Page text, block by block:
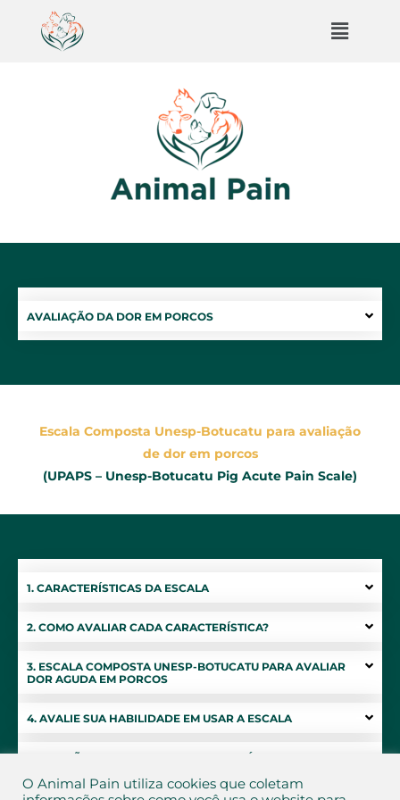
AVALIAÇÃO DA DOR EM PORCOS
Escala Composta Unesp-Botucatu para avaliação
de dor em porcos
(UPAPS – Unesp-Botucatu Pig Acute Pain Scale)
1. CARACTERÍSTICAS DA ESCALA
2. COMO AVALIAR CADA CARACTERÍSTICA?
3. ESCALA COMPOSTA UNESP-BOTUCATU PARA AVALIAR
DOR AGUDA EM PORCOS
4. AVALIE SUA HABILIDADE EM USAR A ESCALA
5. DECISÃO PARA TRATAMENTO ANALGÉSICO
6. AVALIE A DOR DO SEU ANIMAL
O Animal Pain utiliza cookies que coletam